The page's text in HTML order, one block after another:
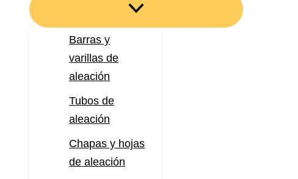
Barras y
varillas de
aleación
Tubos de
aleación
Chapas y hojas
de aleación